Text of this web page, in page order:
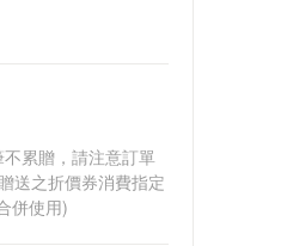
累贈，請注意訂單
送之折價券消費指定
併使用)